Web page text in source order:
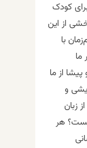
کودک
از این
با
ما
از ما
و
زبان
هر